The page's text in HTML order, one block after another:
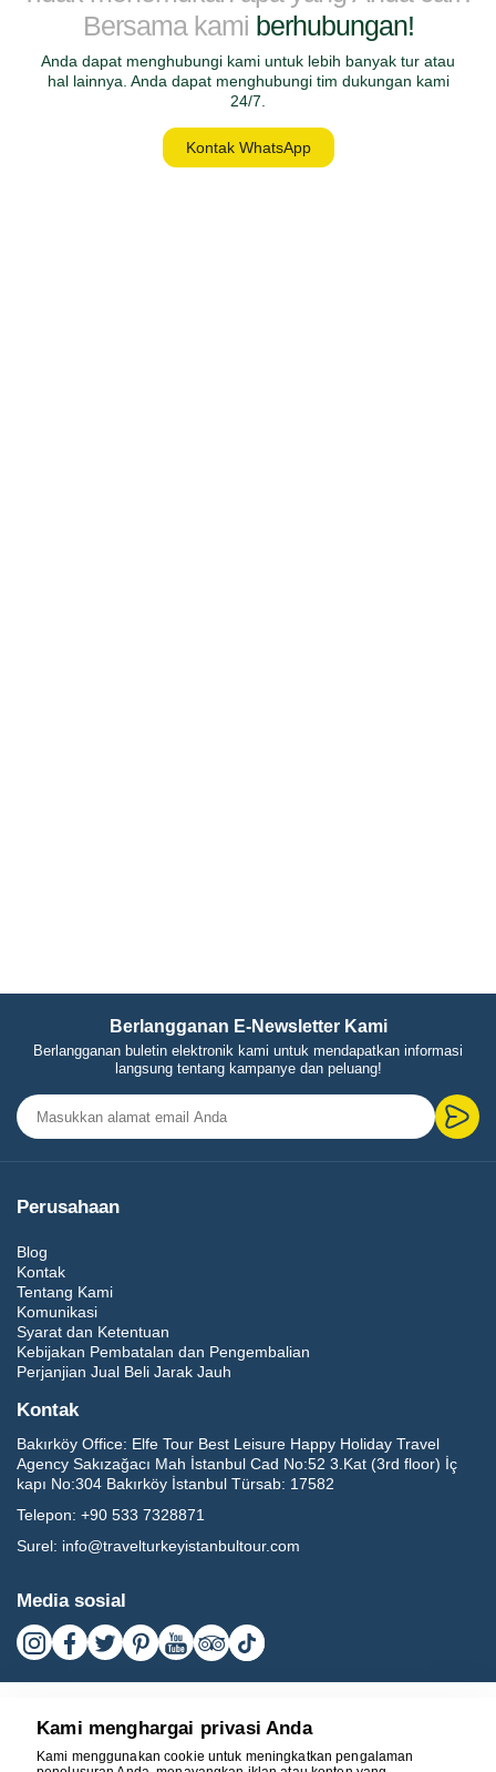
Bersama kami berhubungan!
Anda dapat menghubungi kami untuk lebih banyak tur atau
hal lainnya. Anda dapat menghubungi tim dukungan kami
24/7.
Kontak WhatsApp
Berlangganan E-Newsletter Kami
Berlangganan buletin elektronik kami untuk mendapatkan informasi
langsung tentang kampanye dan peluang!
Perusahaan
Blog
Kontak
Tentang Kami
Komunikasi
Syarat dan Ketentuan
Kebijakan Pembatalan dan Pengembalian
Perjanjian Jual Beli Jarak Jauh
Kontak
Bakırköy Office: Elfe Tour Best Leisure Happy Holiday Travel
Agency Sakızağacı Mah İstanbul Cad No:52 3.Kat (3rd floor) İç
kapı No:304 Bakırköy İstanbul Türsab: 17582
Telepon: +90 533 7328871
Surel: info@travelturkeyistanbultour.com
Media sosial
Kami menghargai privasi Anda
Kami menggunakan cookie untuk meningkatkan pengalaman